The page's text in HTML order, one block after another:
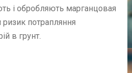
і обробляють марганцовая
потрапляння
в грунт.